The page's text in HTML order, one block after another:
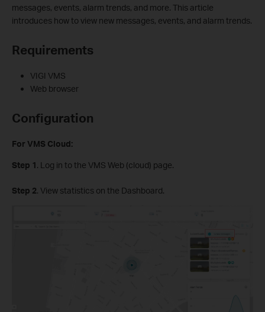
messages, events, alarm trends, and more. This article
introduces how to view new messages, events, and alarm trends.
Requirements
VIGI VMS
Web browser
Configuration
For VMS Cloud:
Step 1. Log in to the VMS Web (cloud) page.
Step 2. View statistics on the Dashboard.